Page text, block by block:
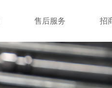
售后服务 招